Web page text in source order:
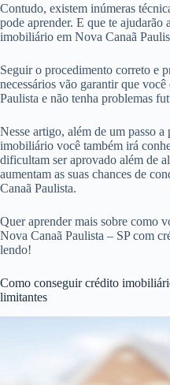
Contudo, existem inúmeras
pode aprender. E que te ajudarão
imobiliário em Nova Canaã
Seguir o procedimento correto e
necessários vão garantir que
Paulista e não tenha problemas
Nesse artigo, além de um passo
imobiliário você também irá
dificultam ser aprovado além de
aumentam as suas chances de
Canaã Paulista.
Quer aprender mais sobre como
Nova Canaã Paulista – SP com
lendo!
Como conseguir crédito
limitantes